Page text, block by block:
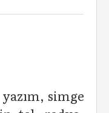
simge